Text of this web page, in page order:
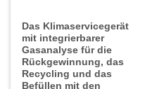
Das Klimaservicegerät
mit integrierbarer
Gasanalyse für die
Rückgewinnung, das
Recycling und das
Befüllen mit den